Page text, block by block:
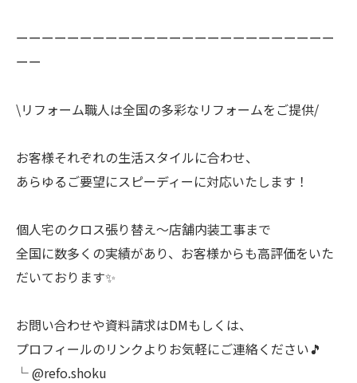
ーーーーーーーーーーーーーーーーーーーーーーーーー
ーー
\リフォーム職人は全国の多彩なリフォームをご提供/
お客様それぞれの生活スタイルに合わせ、
あらゆるご要望にスピーディーに対応いたします！
個人宅のクロス張り替え〜店舗内装工事まで
全国に数多くの実績があり、お客様からも高評価をいた
だいております✨
お問い合わせや資料請求はDMもしくは、
プロフィールのリンクよりお気軽にご連絡ください🎵
└ @refo.shoku